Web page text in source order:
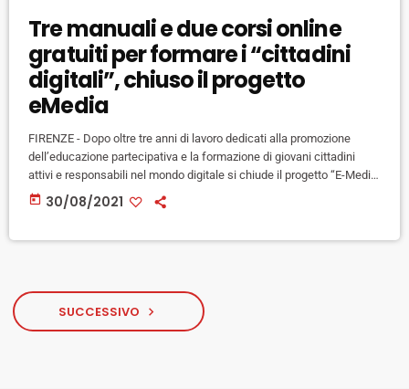
Tre manuali e due corsi online
gratuiti per formare i “cittadini
digitali”, chiuso il progetto
eMedia
FIRENZE - Dopo oltre tre anni di lavoro dedicati alla promozione
dell’educazione partecipativa e la formazione di giovani cittadini
attivi e responsabili nel mondo digitale si chiude il progetto “E-Media:
Media Literacy and Digital Citizenship for All”. Finanziato dalla
Comunità Europea e inserito nel Programma Erasmus plus, il
today 30/08/2021
SUCCESSIVO navigate_next